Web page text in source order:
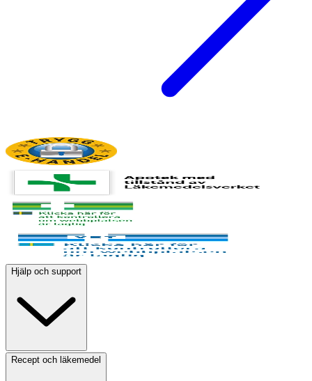
Hjälp och support
Recept och läkemedel